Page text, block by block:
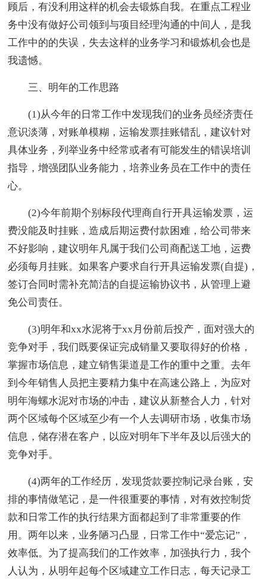
顾后，有没利用这样的机会去锻炼自我。在重点工程业
务中没有做好公司领到与项目经理沟通的中间人，是我
工作中的的失误，失去这样的业务学习和锻炼机会也是
我遗憾。
三、明年的工作思路
(1)从今年的日常工作中发现我们的业务员经济责任
意识淡薄，对账单模糊，运输发票挂账错乱，建议针对
具体业务，列举业务中经常或者有可能发生的错误培训
指导，增强团队业务能力，培养业务员在工作中的责任
心。
(2)今年前期个别标段代理商自行开具运输发票，运
费没能及时挂账，造成后期运费付款困难，给公司带来
不好影响，建议明年凡属于我们公司商配送工地，运费
必须每月挂账。如果客户要求自行开具运输发票(自提)，
签订合同时需补充简洁的自提运输协议书，从管理上避
免公司责任。
(3)明年和xx水泥将于xx月份前后投产，面对强大的
竞争对手，我们既要保证完成销量又要取得好的价格，
掌握市场信息，建立销售渠道是工作的重中之重。去年
到今年销售人员把主要精力集中在高速公路上，为应对
明年海螺水泥对市场的冲击，建议从新整合人力，针对
两个区域每个区域至少有一个人去调研市场，收集市场
信息，储存潜在客户，以应对明年下半年及以后强大的
竞争对手。
(4)两年的工作经历，发现货款要控制记录台账，安
排的事情做笔记，是一件很重要的事情，对有效控制货
款和日常工作的执行结果方面都起到了非常重要的作
用。两年以来，业务陋习凸显，日常工作中“爱忘记”，
效率低。为了提高我们的工作效率，加强执行力，我个
人认为，从明年起每个区域建立工作日志，每天记录工